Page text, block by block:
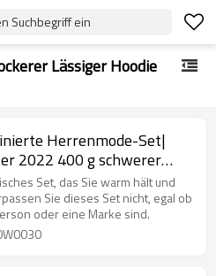
Suchbegriff ein
Lässiger Hoodie
Herrenmode-Set|
2022 400 g schwerer
Hoodie| Männer lockerer
Reißverschluss
Set, das Sie warm hält und
Sie dieses Set nicht, egal ob
oder eine Marke sind.